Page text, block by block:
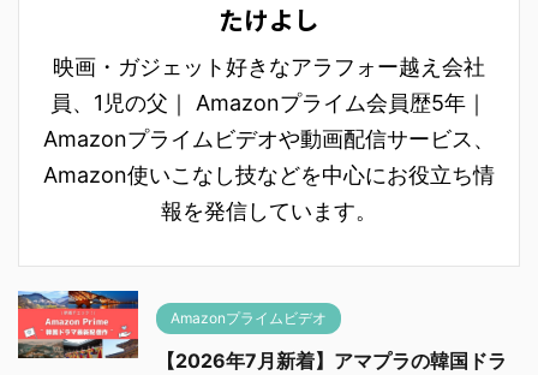
たけよし
映画・ガジェット好きなアラフォー越え会社
員、1児の父｜ Amazonプライム会員歴5年｜
Amazonプライムビデオや動画配信サービス、
Amazon使いこなし技などを中心にお役立ち情
報を発信しています。
Amazonプライムビデオ
【2026年7月新着】アマプラの韓国ドラ